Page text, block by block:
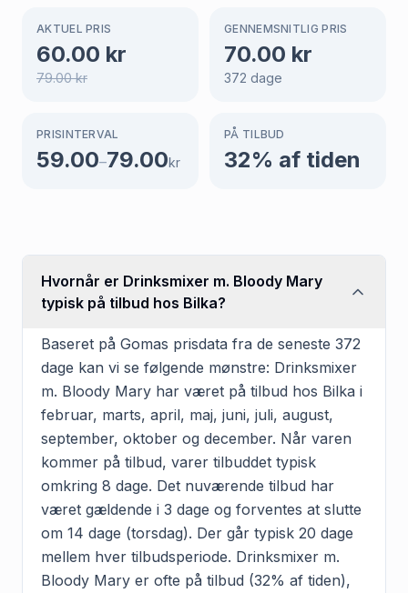
AKTUEL PRIS
60.00 kr
79.00kr
GENNEMSNITLIG PRIS
70.00 kr
372 dage
PRISINTERVAL
59.00–79.00kr
PÅ TILBUD
32% af tiden
Hvornår er Drinksmixer m. Bloody Mary
typisk på tilbud hos Bilka?
Baseret på Gomas prisdata fra de seneste 372
dage kan vi se følgende mønstre: Drinksmixer
m. Bloody Mary har været på tilbud hos Bilka i
februar, marts, april, maj, juni, juli, august,
september, oktober og december. Når varen
kommer på tilbud, varer tilbuddet typisk
omkring 8 dage. Det nuværende tilbud har
været gældende i 3 dage og forventes at slutte
om 14 dage (torsdag). Der går typisk 20 dage
mellem hver tilbudsperiode. Drinksmixer m.
Bloody Mary er ofte på tilbud (32% af tiden),